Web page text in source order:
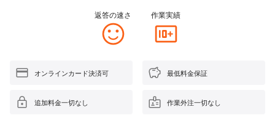
返答の速さ 作業実績
オンラインカード決済可 最低料金保証
追加料金一切なし 作業外注一切なし